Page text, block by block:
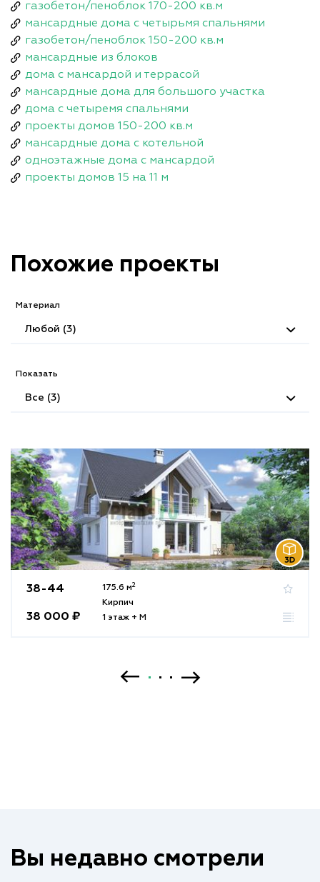
газобетон/пеноблок 170-200 кв.м
мансардные дома с четырьмя спальнями
газобетон/пеноблок 150-200 кв.м
мансардные из блоков
дома с мансардой и террасой
мансардные дома для большого участка
дома с четыремя спальнями
проекты домов 150-200 кв.м
мансардные дома с котельной
одноэтажные дома с мансардой
проекты домов 15 на 11 м
Похожие проекты
Материал
Любой (3)
Показать
Все (3)
38-44
38 000 ₽
175.6 м2
Кирпич
1 этаж + М
Вы недавно смотрели